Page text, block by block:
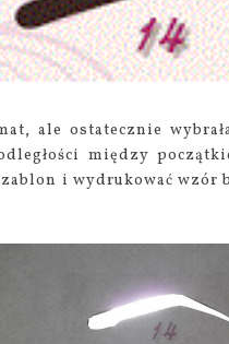
ale ostatecznie
między
i wydrukować wzór